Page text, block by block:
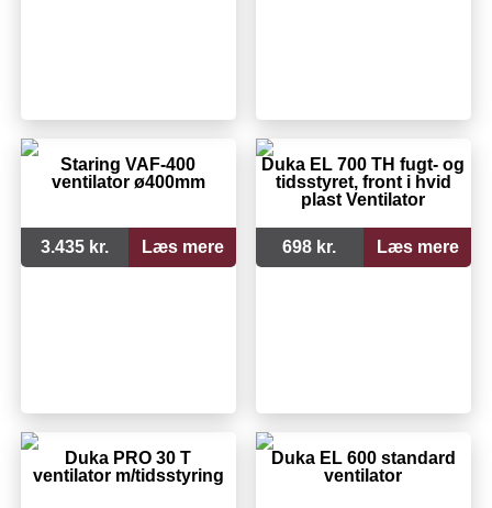
Staring VAF-400
ventilator ø400mm
3.435 kr. Læs mere
Duka EL 700 TH fugt- og
tidsstyret, front i hvid
plast Ventilator
698 kr. Læs mere
Duka PRO 30 T
ventilator m/tidsstyring
Duka EL 600 standard
ventilator